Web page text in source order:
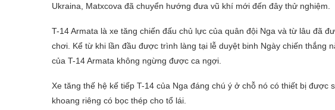
Ukraina, Matxcova đã chuyển hướng đưa vũ khí mới đến đây thử nghiệm.
T-14 Armata là xe tăng chiến đấu chủ lực của quân đội Nga và từ lâu đã
chơi. Kể từ khi lần đầu được trình làng tại lễ duyệt binh Ngày chiến thắng
của T-14 Armata không ngừng được ca ngợi.
Xe tăng thế hệ kế tiếp T-14 của Nga đáng chú ý ở chỗ nó có thiết bị được
khoang riêng có bọc thép cho tổ lái.